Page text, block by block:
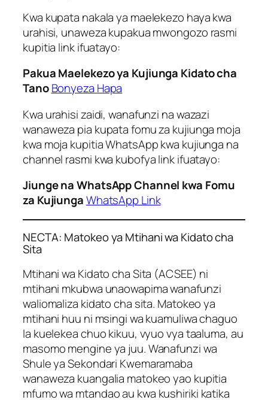
Kwa kupata nakala ya maelekezo haya kwa
urahisi, unaweza kupakua mwongozo rasmi
kupitia link ifuatayo:
Pakua Maelekezo ya Kujiunga Kidato cha
Tano Bonyeza Hapa
Kwa urahisi zaidi, wanafunzi na wazazi
wanaweza pia kupata fomu za kujiunga moja
kwa moja kupitia WhatsApp kwa kujiunga na
channel rasmi kwa kubofya link ifuatayo:
Jiunge na WhatsApp Channel kwa Fomu
za KujiungaWhatsApp Link
NECTA: Matokeo ya Mtihani wa Kidato cha
Sita
Mtihani wa Kidato cha Sita (ACSEE) ni
mtihani mkubwa unaowapima wanafunzi
waliomaliza kidato cha sita. Matokeo ya
mtihani huu ni msingi wa kuamuliwa chaguo
la kuelekea chuo kikuu, vyuo vya taaluma, au
masomo mengine ya juu. Wanafunzi wa
Shule ya Sekondari Kwemaramaba
wanaweza kuangalia matokeo yao kupitia
mfumo wa mtandao au kwa kushiriki katika